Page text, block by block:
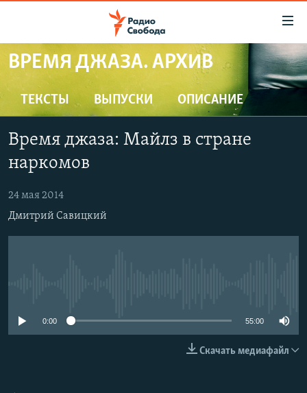
упрощенного
доступа
Вернуться
к
основному
содержанию
Вернутся
навигации
Вернутся
ПРОГРАММЫ
ПОДКАСТЫ
ЦИТАТЫ СВОБОДЫ
МНЕНИЯ
КУЛЬТУРА
IDEL.РЕАЛИИ
РАСПИСАНИЕ ВЕЩАНИЯ
ВРЕМЯ ДЖАЗА. АРХИВ
ТЕКСТЫ ВЫПУСКИ ОПИСАНИЕ
Время джаза: Майлз в стране
наркомов
24 мая 2014
Дмитрий Савицкий
0:00 55:00
Скачать медиафайл